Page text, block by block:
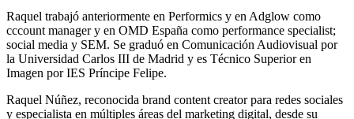
Raquel trabajó anteriormente en Performics y en Adglow como
cccount manager y en OMD España como performance specialist;
social media y SEM. Se graduó en Comunicación Audiovisual por
la Universidad Carlos III de Madrid y es Técnico Superior en
Imagen por IES Príncipe Felipe.
Raquel Núñez, reconocida brand content creator para redes sociales
y especialista en múltiples áreas del marketing digital, desde su